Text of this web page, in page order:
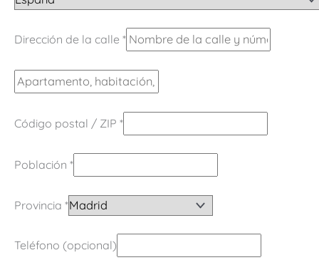
Dirección de la calle *
Código postal / ZIP *
Población *
Provincia *
Teléfono (opcional)